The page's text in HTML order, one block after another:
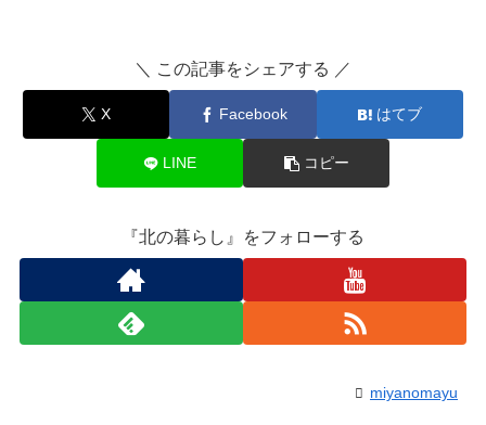
＼ この記事をシェアする ／
X Facebook はてブ
LINE コピー
『北の暮らし』をフォローする
miyanomayu